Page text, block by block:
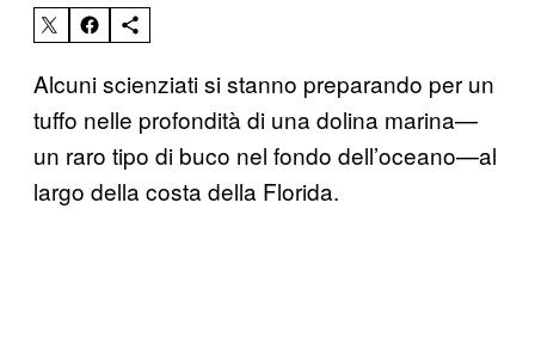
Alcuni scienziati si stanno preparando per un
tuffo nelle profondità di una dolina marina—
un raro tipo di buco nel fondo dell’oceano—al
largo della costa della Florida.